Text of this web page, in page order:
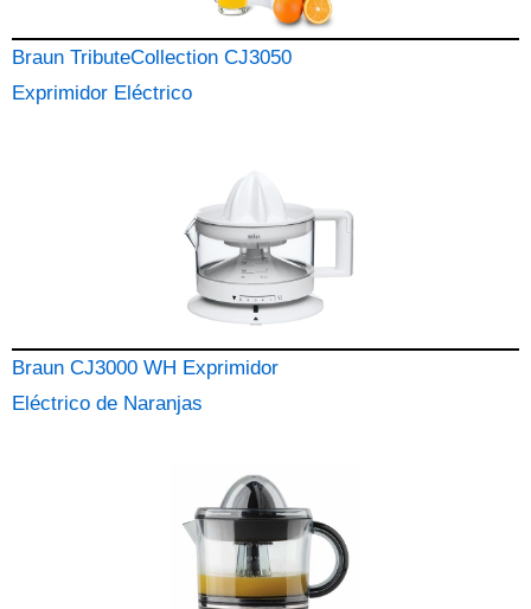
Braun TributeCollection CJ3050
Exprimidor Eléctrico
Braun CJ3000 WH Exprimidor
Eléctrico de Naranjas